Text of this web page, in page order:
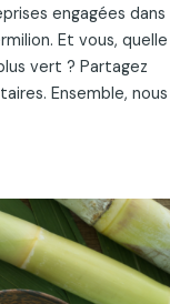
engagées dans
Et vous, quelle
vert ? Partagez
Ensemble, nous